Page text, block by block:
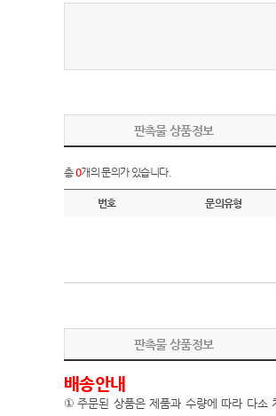
판촉물 상품정보
총0개의 문의가 있습니다.
번호 문의유형
판촉물 상품정보
배송안내
① 주문된 상품은 제품과 수량에 따라 다소